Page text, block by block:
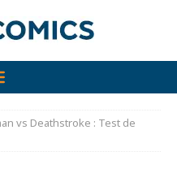
vs Deathstroke : Test de